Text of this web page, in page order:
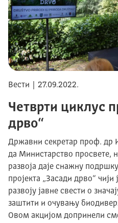
Вести | 27.09.2022.
Четврти циклус
дрво“
Државни секретар проф. др
да Министарство просвете,
развоја даје снажну
пројекта „Засади дрво“
развоју јавне свести о
заштити и очувању
Овом акцијом допринели